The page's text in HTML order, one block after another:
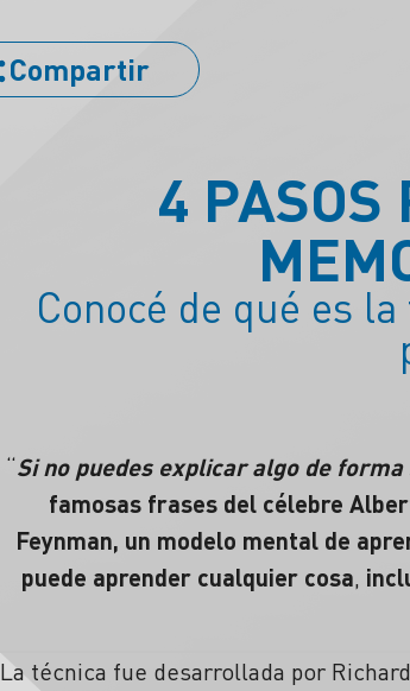
Compartir
4 PASOS
Conocé de qué es
“Si no puedes explicar algo de
famosas frases del célebre
Feynman, un modelo mental de
puede aprender cualquier cosa,
La técnica fue desarrollada por